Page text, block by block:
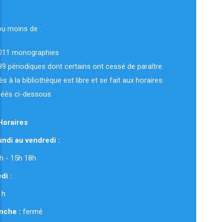
moins de :
monographies
périodiques dont certains ont cessé de paraître.
à la bibliothèque est libre et se fait aux horaires
ci-dessous:
au vendredi :
12h - 15h 18h
:
: fermé